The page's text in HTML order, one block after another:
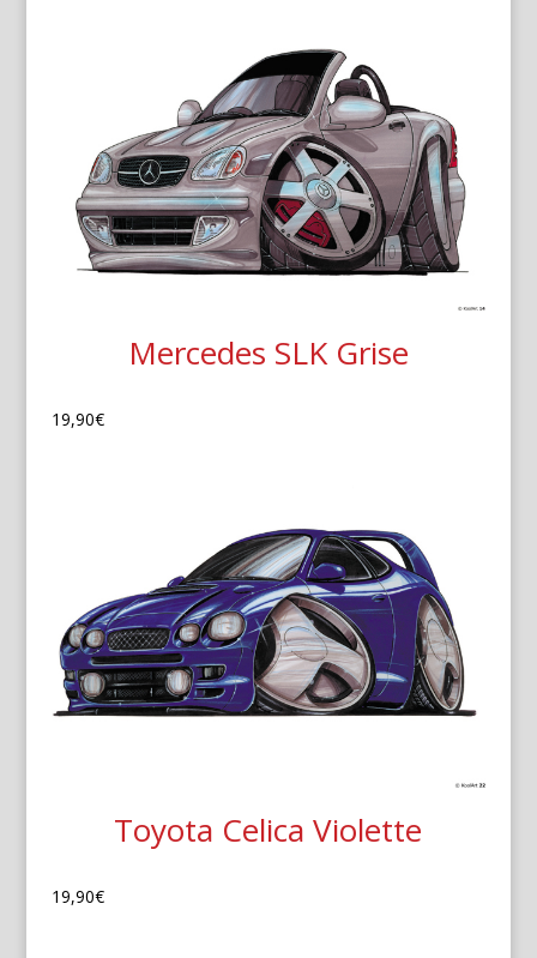
Mercedes SLK Grise
19,90€
Toyota Celica Violette
19,90€